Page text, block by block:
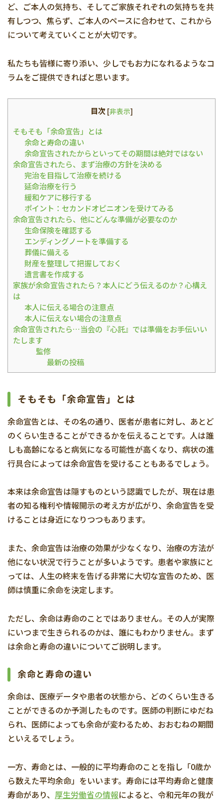
ど、ご本人の気持ち、そしてご家族それぞれの気持ちを共
有しつつ、焦らず、ご本人のペースに合わせて、これから
について考えていくことが大切です。
私たちも皆様に寄り添い、少しでもお力になれるようなコ
ラムをご提供できればと思います。
目次 [非表示]
そもそも「余命宣告」とは
余命と寿命の違い
余命宣告されたからといってその期間は絶対ではない
余命宣告されたら、まず治療の方針を決める
完治を目指して治療を続ける
延命治療を行う
緩和ケアに移行する
ポイント：セカンドオピニオンを受けてみる
余命宣告されたら、他にどんな準備が必要なのか
生命保険を確認する
エンディングノートを準備する
葬儀に備える
財産を整理して把握しておく
遺言書を作成する
家族が余命宣告されたら？本人にどう伝えるのか？心構え
は
本人に伝える場合の注意点
本人に伝えない場合の注意点
余命宣告されたら…当会の『心託』では準備をお手伝いい
たします
監修
最新の投稿
そもそも「余命宣告」とは
余命宣告とは、その名の通り、医者が患者に対し、あとど
のくらい生きることができるかを伝えることです。人は誰
しも高齢になると病気になる可能性が高くなり、病状の進
行具合によっては余命宣告を受けることもあるでしょう。
本来は余命宣告は隠すものという認識でしたが、現在は患
者の知る権利や情報開示の考え方が広がり、余命宣告を受
けることは身近になりつつもあります。
また、余命宣告は治療の効果が少なくなり、治療の方法が
他にない状況で行うことが多いようです。患者や家族にと
っては、人生の終末を告げる非常に大切な宣告のため、医
師は慎重に余命を決定します。
ただし、余命は寿命のことではありません。その人が実際
にいつまで生きられるのかは、誰にもわかりません。まず
は余命と寿命の違いについてご説明します。
余命と寿命の違い
余命は、医療データや患者の状態から、どのくらい生きる
ことができるのか予測したものです。医師の判断にゆだね
られ、医師によっても余命が変わるため、おおむねの期間
といえるでしょう。
一方、寿命とは、一般的に平均寿命のことを指し「0歳か
ら数えた平均余命」をいいます。寿命には平均寿命と健康
寿命があり、 厚生労働省の情報によると、令和元年の我が